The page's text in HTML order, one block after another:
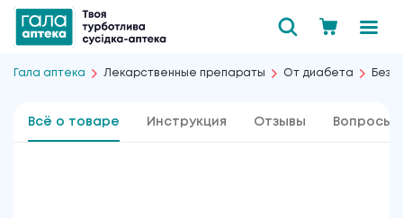
Гала аптека Лекарственные препараты От диабета Без
Всё о товаре Инструкция Отзывы Вопросы